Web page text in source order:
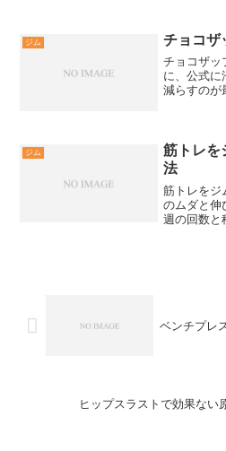
首が折れ
度は高いで
ジム チョコザ
チョコザッ
に、公式に
減らすのが
説します。
ジム
筋トレを
法
筋トレをジ
のムダと伸
週の回数と
ベンチプレ
ヒップスラストで効果ない